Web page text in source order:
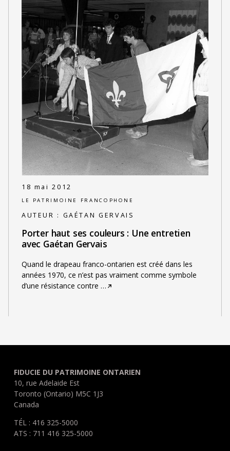
18 mai 2012
LE PATRIMOINE FRANCOPHONE
AUTEUR : GAÉTAN GERVAIS
Porter haut ses couleurs : Une entretien
avec Gaétan Gervais
Quand le drapeau franco-ontarien est créé dans les
années 1970, ce n’est pas vraiment comme symbole
d’une résistance contre …
FIDUCIE DU PATRIMOINE ONTARIEN
10, rue Adelaide Est
Toronto (Ontario) M5C 1J3
Canada
TÉL : 416 325-5000
ATS : 711 416 325-5000